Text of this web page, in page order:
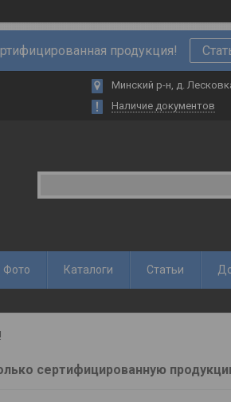
продукция!
Минский р-н, д.
Наличие документов
Фото Каталоги Статьи
сертифицированную